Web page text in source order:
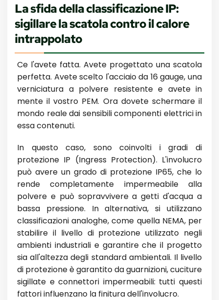
La sfida della classificazione IP:
sigillare la scatola contro il calore
intrappolato
Ce l'avete fatta. Avete progettato una scatola
perfetta. Avete scelto l'acciaio da 16 gauge, una
verniciatura a polvere resistente e avete in
mente il vostro PEM. Ora dovete schermare il
mondo reale dai sensibili componenti elettrici in
essa contenuti.
In questo caso, sono coinvolti i gradi di
protezione IP (Ingress Protection). L'involucro
può avere un grado di protezione IP65, che lo
rende completamente impermeabile alla
polvere e può sopravvivere a getti d'acqua a
bassa pressione. In alternativa, si utilizzano
classificazioni analoghe, come quella NEMA, per
stabilire il livello di protezione utilizzato negli
ambienti industriali e garantire che il progetto
sia all'altezza degli standard ambientali. Il livello
di protezione è garantito da guarnizioni, cuciture
sigillate e connettori impermeabili: tutti questi
fattori influenzano la finitura dell'involucro.